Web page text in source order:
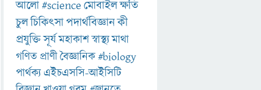
আলো#scienceমোবাইলক্ষতি
চুলচিকিৎসাপদার্থবিজ্ঞানকী
প্রযুক্তিসূর্যমহাকাশস্বাস্থ্যমাথা
গণিত প্রাণীবৈজ্ঞানিক#biology
পার্থক্য এইচএসসি-আইসিটি